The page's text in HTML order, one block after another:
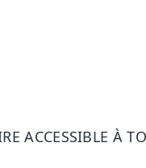
ACCESSIBLE À